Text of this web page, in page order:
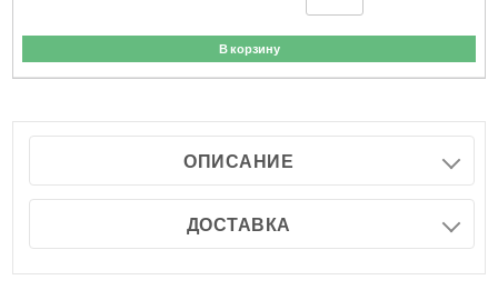
В корзину
ОПИСАНИЕ
ДОСТАВКА